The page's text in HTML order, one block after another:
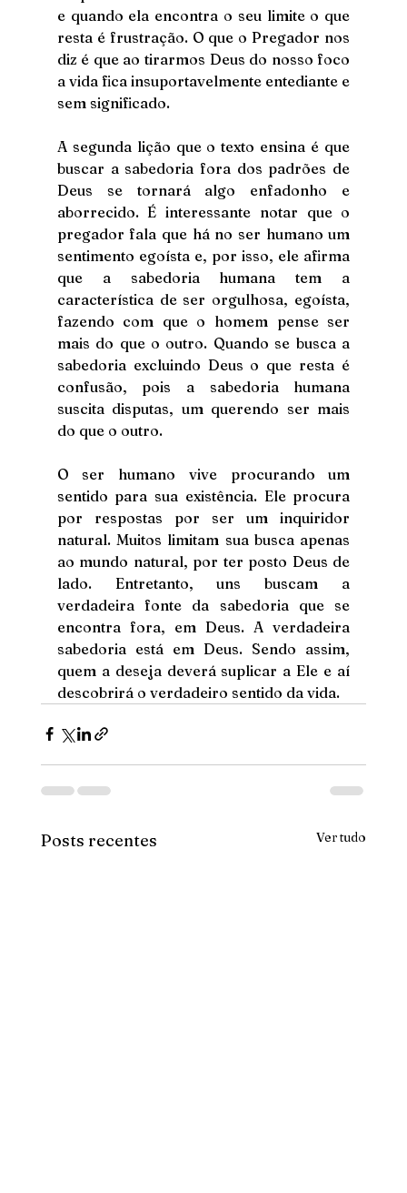
e quando ela encontra o seu limite o que
resta é frustração. O que o Pregador nos
diz é que ao tirarmos Deus do nosso foco
a vida fica insuportavelmente entediante e
sem significado.
A segunda lição que o texto ensina é que
buscar a sabedoria fora dos padrões de
Deus se tornará algo enfadonho e
aborrecido. É interessante notar que o
pregador fala que há no ser humano um
sentimento egoísta e, por isso, ele afirma
que a sabedoria humana tem a
característica de ser orgulhosa, egoísta,
fazendo com que o homem pense ser
mais do que o outro. Quando se busca a
sabedoria excluindo Deus o que resta é
confusão, pois a sabedoria humana
suscita disputas, um querendo ser mais
do que o outro.
O ser humano vive procurando um
sentido para sua existência. Ele procura
por respostas por ser um inquiridor
natural. Muitos limitam sua busca apenas
ao mundo natural, por ter posto Deus de
lado. Entretanto, uns buscam a
verdadeira fonte da sabedoria que se
encontra fora, em Deus. A verdadeira
sabedoria está em Deus. Sendo assim,
quem a deseja deverá suplicar a Ele e aí
descobrirá o verdadeiro sentido da vida.
Posts recentes Ver tudo